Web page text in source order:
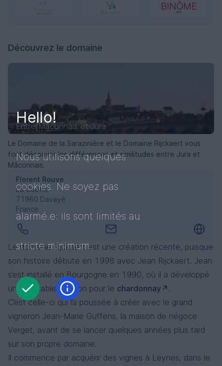
Florent Rouve
La Cuette
71960 Davayé
France
Le domaine Rijckaert est une création récente, puisque
son histoire débute en 1998 avec Jean Rijckaert. Jean
s’est installé en Bourgogne en 1990, où il a développé
une véritable passion pour le chardonnay
.
C’est celle-ci qui l’a poussée à créer avec le grand
vigneron Jean-Marie Guffens, la maison de négoce
Verget, avant de se lancer quelques années plus tard
sur son propre domaine.
Il commence par acquérir des vignes à Leynes, dans le
Correaux
Uva Cordata
Pouilly-Fuissé Vieilles Vignes
L'Epinet
Bourgogne, Viré-Clessé
Chardonnay
Découvrez le domaine
Entre Mâconnais et Jura
Le Domaine de la Sarazinière et le Domaine Rijckaert vous
font découvrir les différences et similitudes entre Jura et
Mâconnais.
Hello!
Nous utilisons quelques
cookies. Ne soyez pas
alarmé.e: ils sont limités au
stricte minimum.